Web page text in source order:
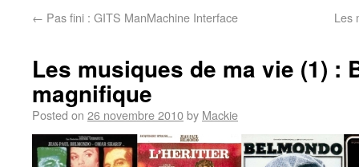
← Pas fini : GITS ManMachine Interface Les
Les musiques de ma vie (1) :
magnifique
Posted on 26 novembre 2010by Mackie